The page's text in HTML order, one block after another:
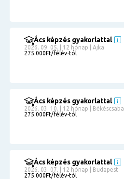
Ács képzés gyakorlattal
2026. 09. 05. | 12 hónap | Ajka
275.000Ft/félév-tól
Ács képzés gyakorlattal
2026. 03. 10. | 12 hónap | Békéscsaba
275.000Ft/félév-tól
Ács képzés gyakorlattal
2026. 03. 07. | 12 hónap | Budapest
275.000Ft/félév-tól